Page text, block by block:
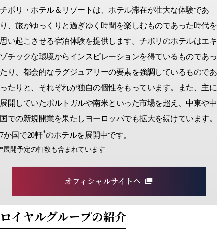
チボリ・ホテル＆リゾートは、ホテル滞在が壮⼤な体験であ
り、旅がゆっくりと過ぎゆく時間を楽しむものであった時代を
思い起こさせる宿泊体験を提供します。チボリのホテルはエキ
ゾチックな環境からインスピレーションを得ているものであっ
たり、都会的なラグジュアリーの要素を強調しているものであ
ったりと、それぞれが独⾃の個性をもっています。また、主に
展開していたポルトガルや南⽶といった市場を超え、中東や中
国での新規開業を果たしヨーロッパでも拡⼤を続けています。
7か国で20軒*のホテルを展開中です。
*展開予定の軒数も含まれています
オフィシャルサイトへ
ロイヤルグループの紹介